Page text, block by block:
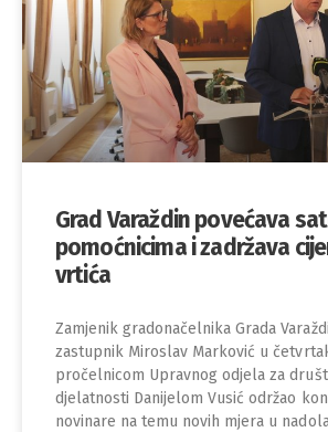
Grad Varaždin povećava
pomoćnicima i zadržava
vrtića
Zamjenik gradonačelnika Grada
zastupnik Miroslav Marković u
pročelnicom Upravnog odjela za
djelatnosti Danijelom Vusić održao
novinare na temu novih mjera u